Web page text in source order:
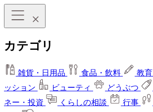
カテゴリ
雑貨・日用品 食品・飲料 教育
ッション
ビューティ どうぶつ
ネー・投資
くらしの相談 行事